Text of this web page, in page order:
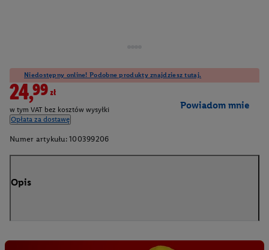
Niedostępny online! Podobne produkty znajdziesz tutaj.
24,99zł
w tym VAT bez kosztów wysyłki
Opłata za dostawę
Powiadom mnie
Numer artykułu: 100399206
Opis